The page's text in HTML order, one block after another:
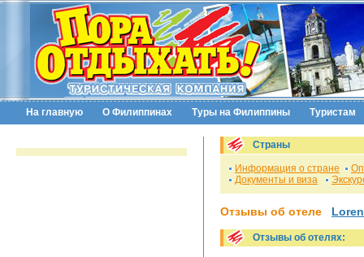
На главную О Филиппинах Туры на Филиппины Туристам
Страны
Информация о стране
Документы и виза
Отзывы об отеле
Отзывы об отелях: